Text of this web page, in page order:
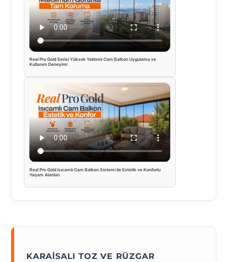
Real Pro Gold Serisi Yüksek Yalıtımlı Cam Balkon Uygulama ve
Kullanım Deneyimi
Real Pro Gold Isıcamlı Cam Balkon Sistemi ile Estetik ve Konforlu
Yaşam Alanları
KARAISALI TOZ VE RÜZGAR